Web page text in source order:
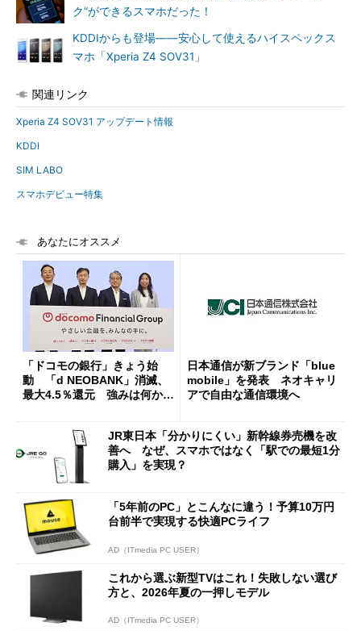
ク”ができるスマホだった！
KDDIからも登場――安心して使えるハイスペックス
マホ「Xperia Z4 SOV31」
関連リンク
Xperia Z4 SOV31 アップデート情報
KDDI
SIM LABO
スマホデビュー特集
あなたにオススメ
「ドコモの銀行」きょう始
動 「d NEOBANK」消滅、
最大4.5％還元 強みは何か解
日本通信が新ブランド「blue
mobile」を発表 ネオキャリ
アで自由な通信環境へ
JR東日本「分かりにくい」新幹線券売機を改
善へ なぜ、スマホではなく「駅での最短1分
購入」を実現？
「5年前のPC」とこんなに違う！予算10万円
台前半で実現する快適PCライフ
AD（ITmedia PC USER）
これから選ぶ新型TVはこれ！失敗しない選び
方と、2026年夏の一押しモデル
AD（ITmedia PC USER）